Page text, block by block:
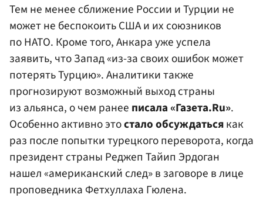
Тем не менее сближение России и Турции не
может не беспокоить США и их союзников
по НАТО. Кроме того, Анкара уже успела
заявить, что Запад «из-за своих ошибок может
потерять Турцию». Аналитики также
прогнозируют возможный выход страны
из альянса, о чем ранее писала «Газета.Ru».
Особенно активно этостало обсуждатьсякак
раз после попытки турецкого переворота, когда
президент страны Реджеп Тайип Эрдоган
нашел «американский след» в заговоре в лице
проповедника Фетхуллаха Гюлена.